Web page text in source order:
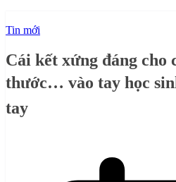
Tin mới
Cái kết xứng đáng cho
thước… vào tay học
tay